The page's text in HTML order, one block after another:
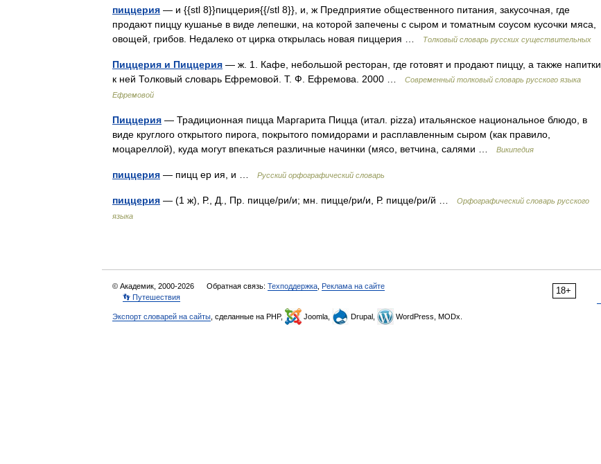
пиццерия — и {{stl 8}}пиццерия{{/stl 8}}, и, ж Предприятие общественного питания, закусочная, где
продают пиццу кушанье в виде лепешки, на которой запечены с сыром и томатным соусом кусочки мяса,
овощей, грибов. Недалеко от цирка открылась новая пиццерия …
Толковый словарь русских существительных
Пиццерия и Пиццерия — ж. 1. Кафе, небольшой ресторан, где готовят и продают пиццу, а также напитки
к ней Толковый словарь Ефремовой. Т. Ф. Ефремова. 2000 …
Современный толковый словарь русского языка
Ефремовой
Пиццерия — Традиционная пицца Маргарита Пицца (итал. pizza) итальянское национальное блюдо, в
виде круглого открытого пирога, покрытого помидорами и расплавленным сыром (как правило,
моцареллой), куда могут впекаться различные начинки (мясо, ветчина, салями …
Википедия
пиццерия — пицц ер ия, и … Русский орфографический словарь
пиццерия — (1 ж), Р., Д., Пр. пицце/ри/и; мн. пицце/ри/и, Р. пицце/ри/й …
Орфографический словарь русского
языка
18+
© Академик, 2000-2026 Обратная связь: Техподдержка Реклама на сайте
👣 Путешествия
Экспорт словарей на сайты , сделанные на PHP, Joomla, Drupal, WordPress, MODx.